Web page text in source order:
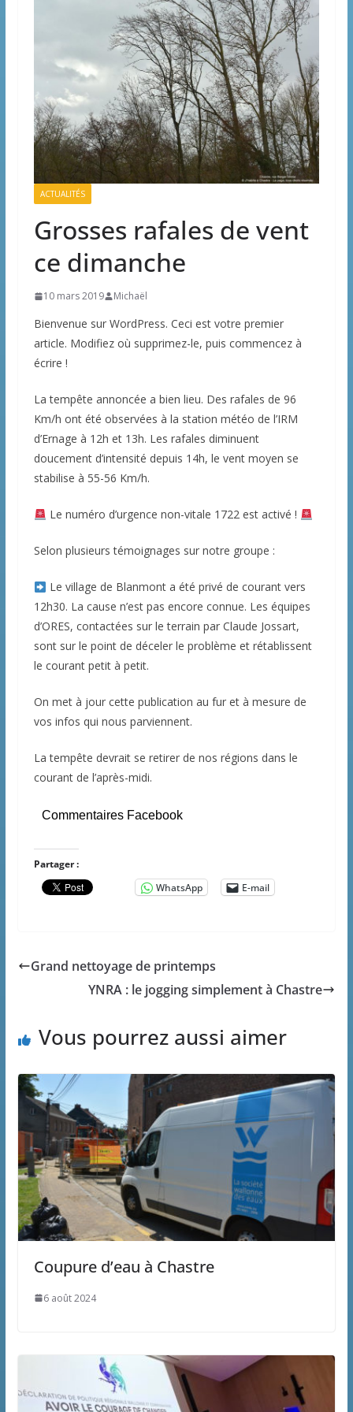
ACTUALITÉS
Grosses rafales de vent
ce dimanche
10 mars 2019 Michaël
Bienvenue sur WordPress. Ceci est votre premier
article. Modifiez où supprimez-le, puis commencez à
écrire !
La tempête annoncée a bien lieu. Des rafales de 96
Km/h ont été observées à la station météo de l’IRM
d’Ernage à 12h et 13h. Les rafales diminuent
doucement d’intensité depuis 14h, le vent moyen se
stabilise à 55-56 Km/h.
Le numéro d’urgence non-vitale 1722 est activé !
Selon plusieurs témoignages sur notre groupe :
Le village de Blanmont a été privé de courant vers
12h30. La cause n’est pas encore connue. Les équipes
d’ORES, contactées sur le terrain par Claude Jossart,
sont sur le point de déceler le problème et rétablissent
le courant petit à petit.
On met à jour cette publication au fur et à mesure de
vos infos qui nous parviennent.
La tempête devrait se retirer de nos régions dans le
courant de l’après-midi.
Commentaires Facebook
Partager :
WhatsApp
E-mail
Grand nettoyage de printemps
YNRA : le jogging simplement à Chastre
Vous pourrez aussi aimer
Coupure d’eau à Chastre
6 août 2024